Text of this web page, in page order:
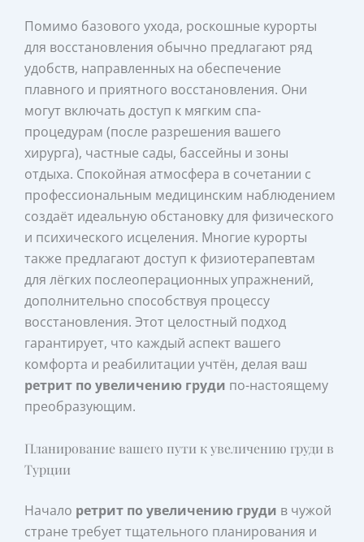
Помимо базового ухода, роскошные курорты
для восстановления обычно предлагают ряд
удобств, направленных на обеспечение
плавного и приятного восстановления. Они
могут включать доступ к мягким спа-
процедурам (после разрешения вашего
хирурга), частные сады, бассейны и зоны
отдыха. Спокойная атмосфера в сочетании с
профессиональным медицинским наблюдением
создаёт идеальную обстановку для физического
и психического исцеления. Многие курорты
также предлагают доступ к физиотерапевтам
для лёгких послеоперационных упражнений,
дополнительно способствуя процессу
восстановления. Этот целостный подход
гарантирует, что каждый аспект вашего
комфорта и реабилитации учтён, делая ваш
ретрит по увеличению груди по-настоящему
преобразующим.
Планирование вашего пути к увеличению груди в
Турции
Начало ретрит по увеличению груди в чужой
стране требует тщательного планирования и